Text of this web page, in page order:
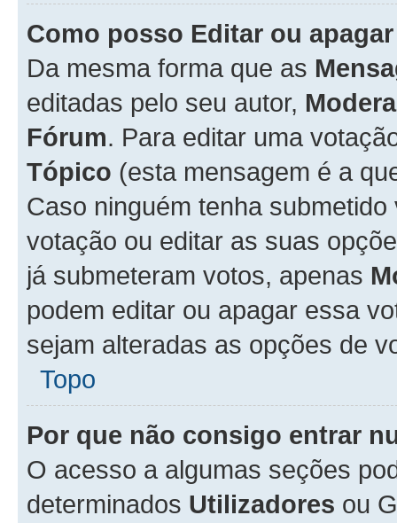
Como posso Editar ou
Da mesma forma que as
editadas pelo seu autor,
Fórum. Para editar uma
Tópico (esta mensagem é a
Caso ninguém tenha
votação ou editar as suas
já submeteram votos, apenas
podem editar ou apagar essa
sejam alteradas as opções de
Topo
Por que não consigo entrar
O acesso a algumas seções
determinados Utilizadores ou